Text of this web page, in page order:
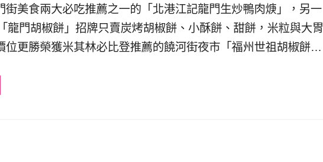
街美食兩大必吃推薦之一的「北港江記龍門生炒鴨肉焿」，另一
龍門胡椒餅」招牌只賣炭烤胡椒餅、小酥餅、甜餅，米粒與大胃
位更勝榮獲米其林必比登推薦的饒河街夜市「福州世祖胡椒餅…